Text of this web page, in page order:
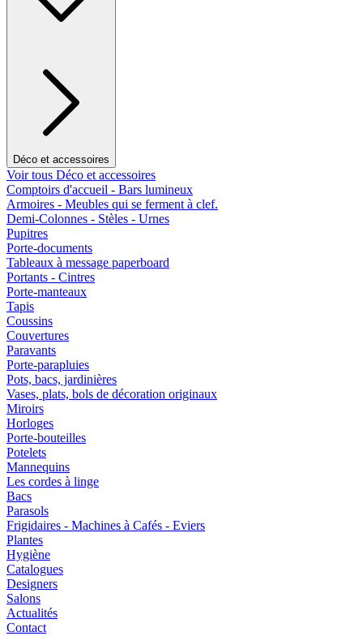
Déco et accessoires
Voir tous Déco et accessoires
Comptoirs d'accueil - Bars lumineux
Armoires - Meubles qui se ferment à clef.
Demi-Colonnes - Stèles - Urnes
Pupitres
Porte-documents
Tableaux à message paperboard
Portants - Cintres
Porte-manteaux
Tapis
Coussins
Couvertures
Paravants
Porte-parapluies
Pots, bacs, jardinières
Vases, plats, bols de décoration originaux
Miroirs
Horloges
Porte-bouteilles
Potelets
Mannequins
Les cordes à linge
Bacs
Parasols
Frigidaires - Machines à Cafés - Eviers
Plantes
Hygiène
Catalogues
Designers
Salons
Actualités
Contact